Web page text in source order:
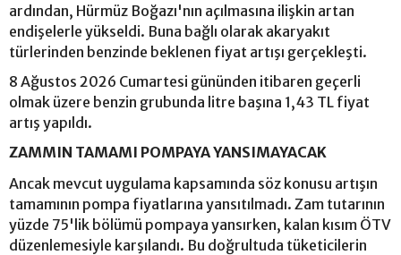
ardından, Hürmüz Boğazı'nın açılmasına ilişkin artan
endişelerle yükseldi. Buna bağlı olarak akaryakıt
türlerinden benzinde beklenen fiyat artışı gerçekleşti.
8 Ağustos 2026 Cumartesi gününden itibaren geçerli
olmak üzere benzin grubunda litre başına 1,43 TL fiyat
artış yapıldı.
ZAMMIN TAMAMI POMPAYA YANSIMAYACAK
Ancak mevcut uygulama kapsamında söz konusu artışın
tamamının pompa fiyatlarına yansıtılmadı. Zam tutarının
yüzde 75'lik bölümü pompaya yansırken, kalan kısım ÖTV
düzenlemesiyle karşılandı. Bu doğrultuda tüketicilerin